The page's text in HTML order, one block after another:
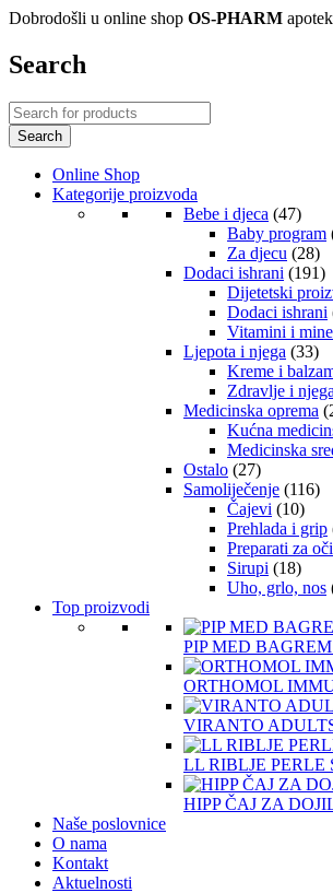
Dobrodošli u online shop OS-PHARM
Search
Online Shop
Kategorije proizvoda
Bebe i djeca (47)
Baby program
Za djecu (28)
Dodaci ishrani (191)
Dijetetski
Dodaci ishrani
Vitamini i
Ljepota i njega (33)
Kreme i
Zdravlje i
Medicinska oprema
Kućna
Medicinska
Ostalo (27)
Samoliječenje (116)
Čajevi (10)
Prehlada i grip
Preparati za oči
Sirupi (18)
Uho, grlo, nos
Top proizvodi
PIP MED BAGREM
ORTHOMOL
VIRANTO
LL RIBLJE PERLE
HIPP ČAJ ZA
Naše poslovnice
O nama
Kontakt
Aktuelnosti